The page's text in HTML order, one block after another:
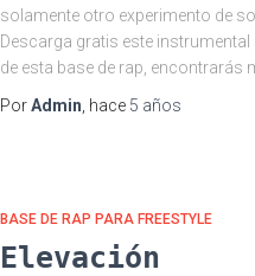
solamente otro experimento de
Descarga gratis este
de esta base de rap, encontrarás
PorAdmin , hace 5 años
BASE DE RAP PARA FREESTYLE
Elevación